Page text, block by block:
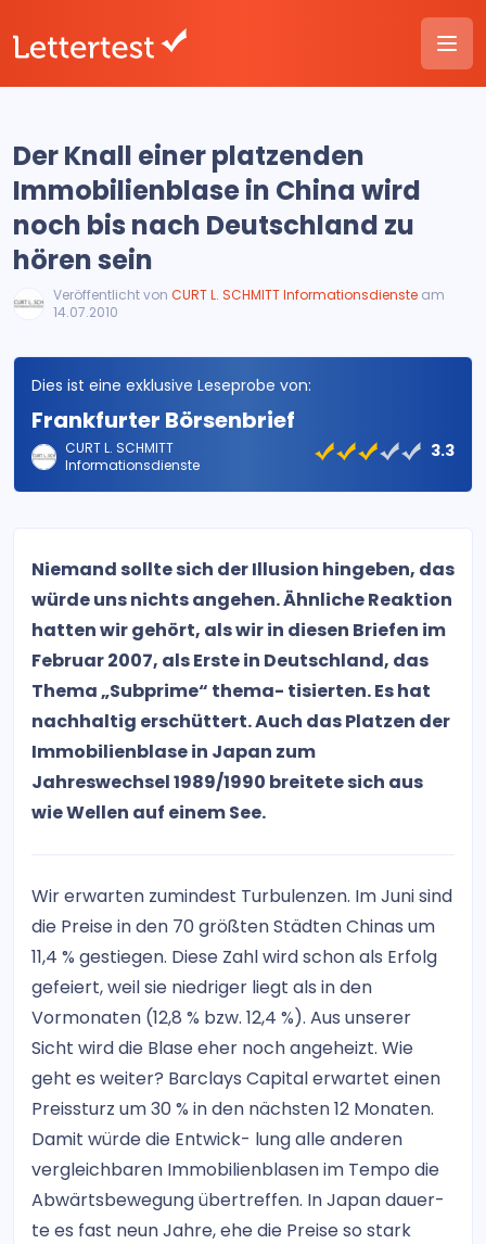
Der Knall einer platzenden
Immobilienblase in China wird
noch bis nach Deutschland zu
hören sein
Veröffentlicht vonCURT L. SCHMITT Informationsdienste am
14.07.2010
Dies ist eine exklusive Leseprobe von:
Frankfurter Börsenbrief
CURT L. SCHMITT
Informationsdienste
3.3
Niemand sollte sich der Illusion hingeben, das
würde uns nichts angehen. Ähnliche Reaktion
hatten wir gehört, als wir in diesen Briefen im
Februar 2007, als Erste in Deutschland, das
Thema „Subprime“ thema- tisierten. Es hat
nachhaltig erschüttert. Auch das Platzen der
Immobilienblase in Japan zum
Jahreswechsel 1989/1990 breitete sich aus
wie Wellen auf einem See.
Wir erwarten zumindest Turbulenzen. Im Juni sind
die Preise in den 70 größten Städten Chinas um
11,4 % gestiegen. Diese Zahl wird schon als Erfolg
gefeiert, weil sie niedriger liegt als in den
Vormonaten (12,8 % bzw. 12,4 %). Aus unserer
Sicht wird die Blase eher noch angeheizt. Wie
geht es weiter? Barclays Capital erwartet einen
Preissturz um 30 % in den nächsten 12 Monaten.
Damit würde die Entwick- lung alle anderen
vergleichbaren Immobilienblasen im Tempo die
Abwärtsbewegung übertreffen. In Japan dauer-
te es fast neun Jahre, ehe die Preise so stark